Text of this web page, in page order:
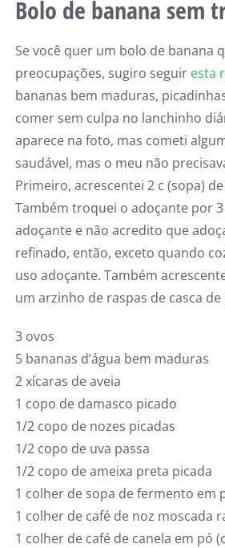
Bolo de banana sem
Se você quer um bolo de banana
preocupações, sugiro seguir esta
bananas bem maduras,
comer sem culpa no lanchinho
aparece na foto, mas cometi
saudável, mas o meu não
Primeiro, acrescentei 2 c (sopa)
Também troquei o adoçante por
adoçante e não acredito que
refinado, então, exceto quando
uso adoçante. Também
um arzinho de raspas de casca
3 ovos
5 bananas d’água bem maduras
2 xícaras de aveia
1 copo de damasco picado
1/2 copo de nozes picadas
1/2 copo de uva passa
1/2 copo de ameixa preta picada
1 colher de sopa de fermento em
1 colher de café de noz moscada
1 colher de café de canela em pó